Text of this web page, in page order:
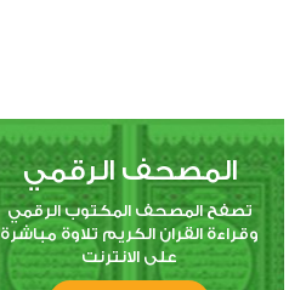
المصحف الرقمي
تصفح المصحف المكتوب الرقمي
وقراءة القران الكريم تلاوة مباشرة
على الانترنت